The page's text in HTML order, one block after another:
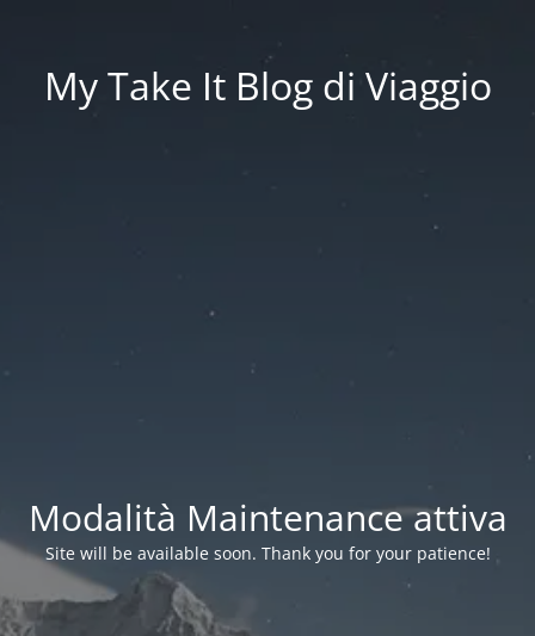
My Take It Blog di Viaggio
Modalità Maintenance attiva
Site will be available soon. Thank you for your patience!